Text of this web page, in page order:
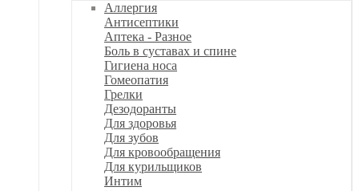
Аллергия
Антисептики
Аптека - Разное
Боль в суставах и спине
Гигиена носа
Гомеопатия
Грелки
Дезодоранты
Для здоровья
Для зубов
Для кровообращения
Для курильщиков
Интим